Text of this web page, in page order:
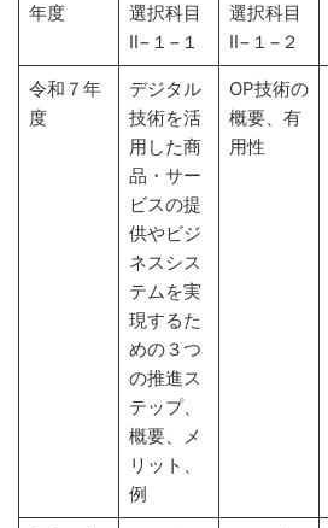
年度
選択科目
Ⅱ−１−１
選択科目
Ⅱ−１−２
令和７年
度
デジタル
技術を活
用した商
品・サー
ビスの提
供やビジ
ネスシス
テムを実
現するた
めの３つ
の推進ス
テップ、
概要、メ
リット、
例
OP技術の
概要、有
用性